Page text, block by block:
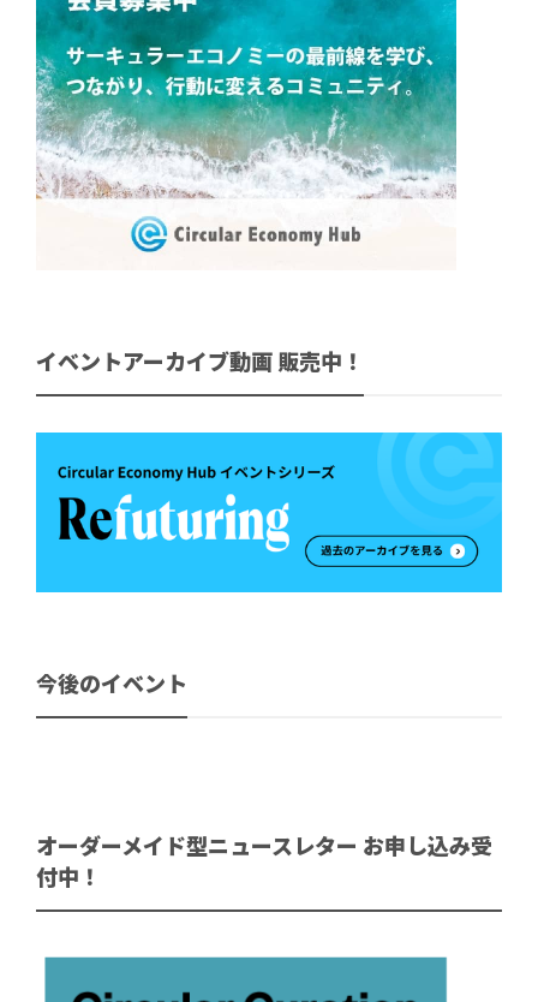
イベントアーカイブ動画 販売中！
今後のイベント
オーダーメイド型ニュースレター お申し込み受
付中！